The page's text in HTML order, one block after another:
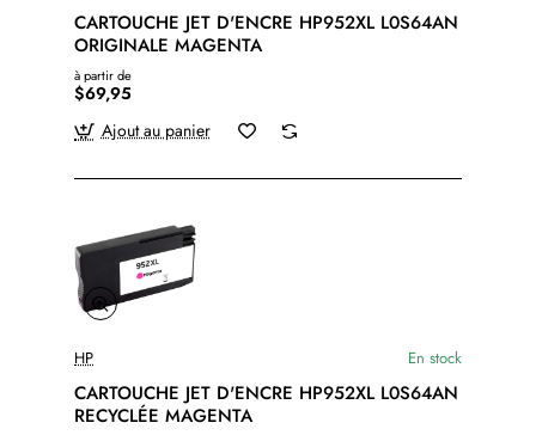
CARTOUCHE JET D'ENCRE HP952XL L0S64AN
ORIGINALE MAGENTA
à partir de
$69,95
Ajout au panier
HP En stock
CARTOUCHE JET D'ENCRE HP952XL L0S64AN
RECYCLÉE MAGENTA